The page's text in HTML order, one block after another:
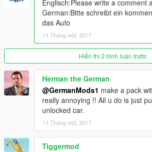
Englisch:Please write a comment
German:Bitte schreibt ein
das Auto
11 Tháng một, 2017
Hiển thị 2 bình luận trước
Herman the German
@GermanMods1 make a pack
really annoying !! All u do is just
unlocked car.
11 Tháng một, 2017
Tiggermod